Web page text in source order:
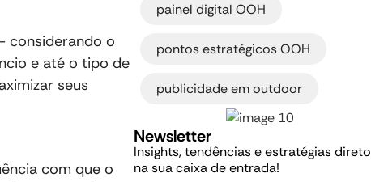
considerando o
e até o tipo de
seus
com que o
painel digital OOH
pontos estratégicos OOH
publicidade em outdoor
Newsletter
Insights, tendências e estratégias direto
na sua caixa de entrada!